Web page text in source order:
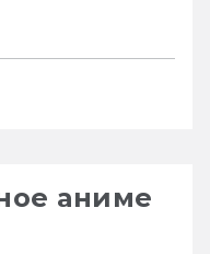
аниме